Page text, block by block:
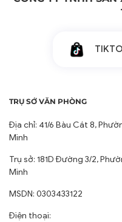
TRỤ SỞ VĂN PHÒNG
Địa chỉ: 41/6 Bàu Cát 8,
Minh
Trụ sở: 181D Đường 3/2,
Minh
MSDN: 0303433122
Điện thoại: